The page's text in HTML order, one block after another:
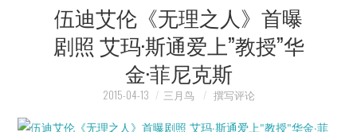
伍迪艾伦《无理之人》首曝
剧照 艾玛·斯通爱上”教授”华
金·菲尼克斯
2015-04-13 三月鸟 撰写评论